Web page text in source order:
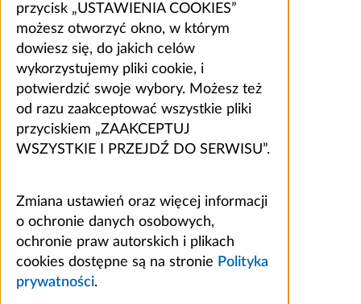
przycisk „USTAWIENIA COOKIES”
możesz otworzyć okno, w którym
dowiesz się, do jakich celów
wykorzystujemy pliki cookie, i
potwierdzić swoje wybory. Możesz też
od razu zaakceptować wszystkie pliki
przyciskiem „ZAAKCEPTUJ
WSZYSTKIE I PRZEJDŹ DO SERWISU”.
Zmiana ustawień oraz więcej informacji
o ochronie danych osobowych,
ochronie praw autorskich i plikach
cookies dostępne są na stronie Polityka
prywatności.